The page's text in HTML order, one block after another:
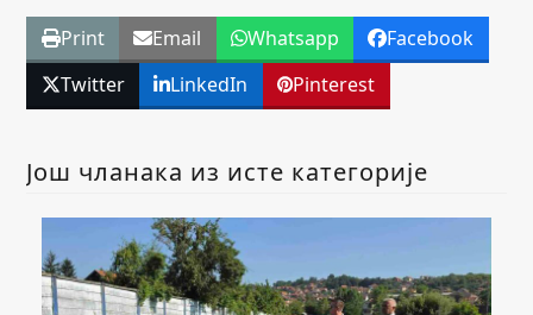
Print Email Whatsapp
Facebook
Twitter
LinkedIn Pinterest
Још чланака из исте категорије